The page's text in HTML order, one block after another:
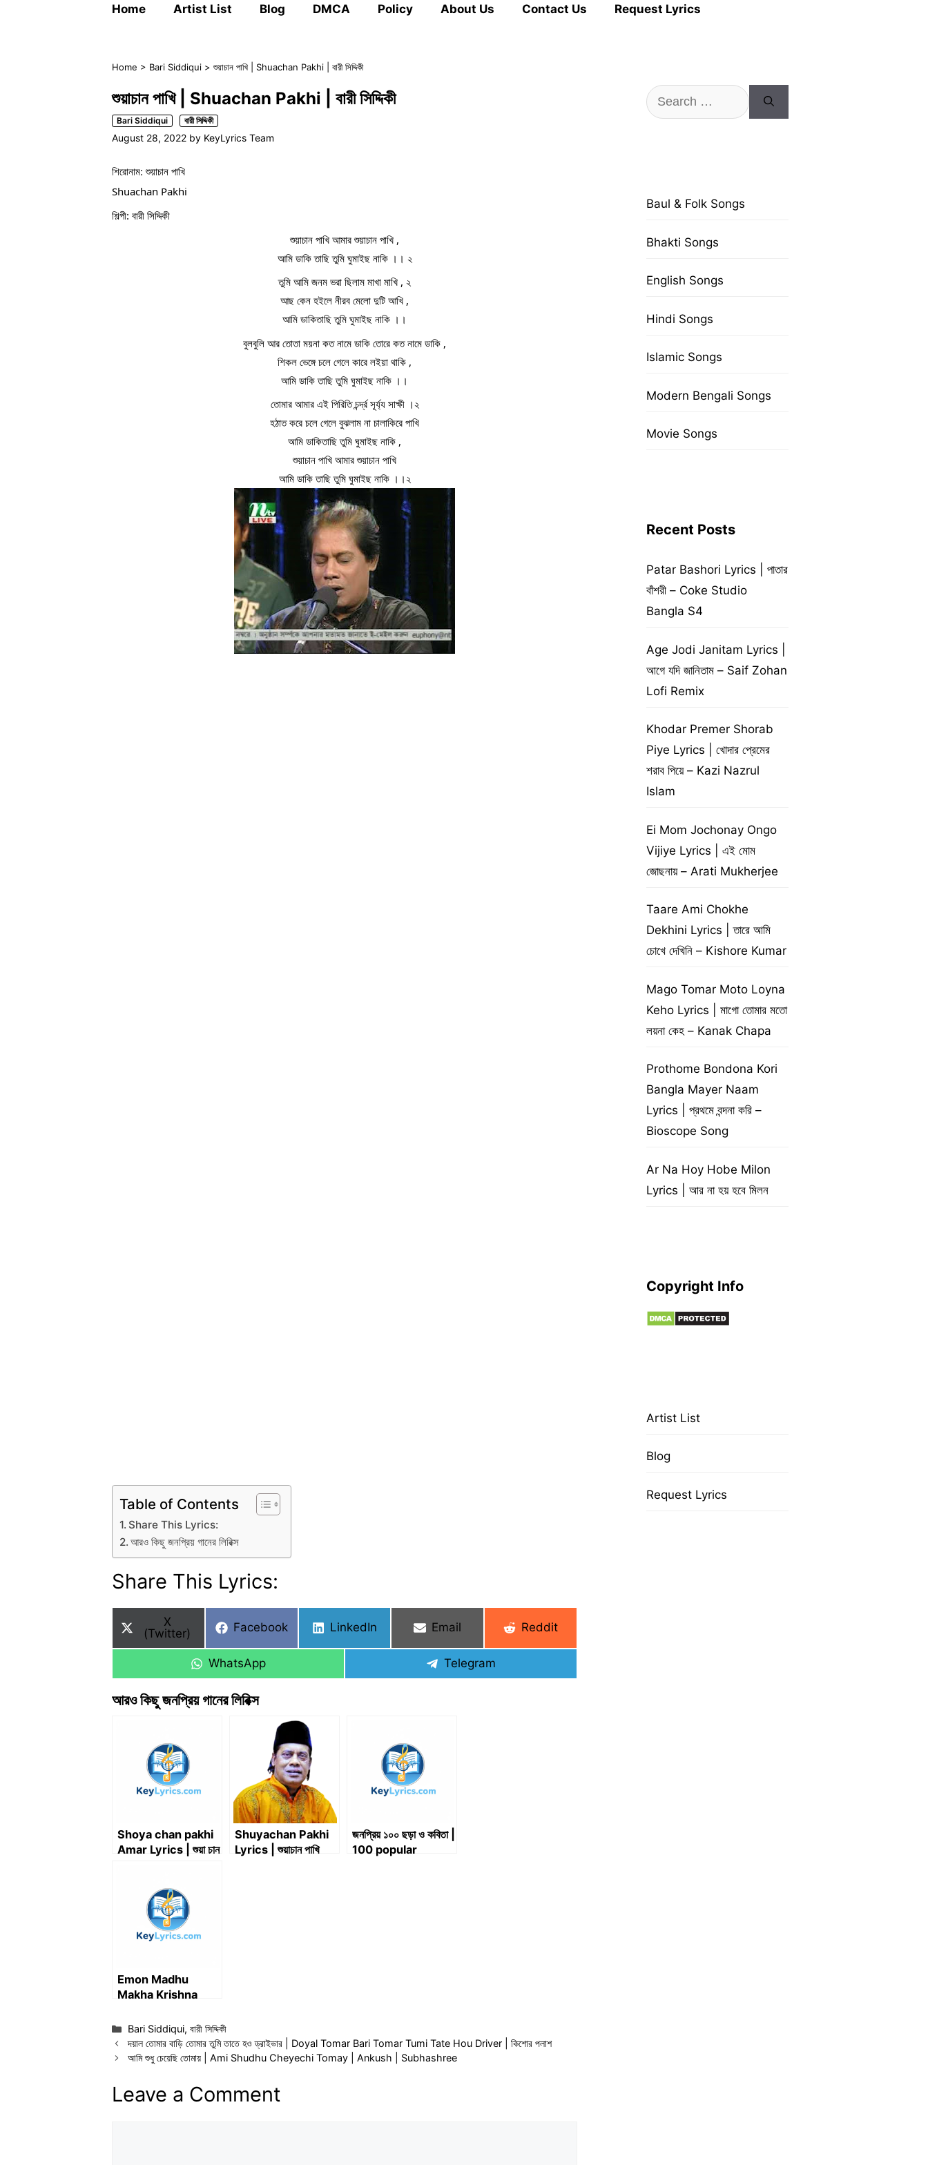
Home Artist List Blog DMCA Policy About Us Contact Us Request Lyrics
Home > Bari Siddiqui > শুয়াচান পাখি | Shuachan Pakhi | বারী সিদ্দিকী
শুয়াচান পাখি | Shuachan Pakhi | বারী সিদ্দিকী
Bari Siddiqui বারী সিদ্দিকী
August 28, 2022 by KeyLyrics Team
শিরোনাম: শুয়াচান পাখি
Shuachan Pakhi
শিল্পী: বারী সিদ্দিকী
শুয়াচান পাখি আমার শুয়াচান পাখি ,
আমি ডাকি তাছি তুমি ঘুমাইছ নাকি ।। ২
তুমি আমি জনম ভরা ছিলাম মাখা মাখি , ২
আছ কেন হইলে নীরব মেলো দুটি আখি ,
আমি ডাকিতাছি তুমি ঘুমাইছ নাকি ।।
বুলবুলি আর তোতা ময়না কত নামে ডাকি তোরে কত নামে ডাকি ,
শিকল ভেঙ্গে চলে গেলে কারে লইয়া থাকি ,
আমি ডাকি তাছি তুমি ঘুমাইছ নাকি ।।
তোমার আমার এই পিরিতি চর্ন্দ্র সূর্য্য সাক্ষী ।২
হঠাত করে চলে গেলে বুঝলাম না চালাকিরে পাখি
আমি ডাকিতাছি তুমি ঘুমাইছ নাকি ,
শুয়াচান পাখি আমার শুয়াচান পাখি
আমি ডাকি তাছি তুমি ঘুমাইছ নাকি ।।২
Table of Contents
Share This Lyrics:
আরও কিছু জনপ্রিয় গানের লিরিক্স
Share This Lyrics:
Share
on
X
(Twitter)
Share
Facebook
Share
LinkedIn
Share
Email
Share
Reddit
Share
WhatsApp
Share
Telegram
আরও কিছু জনপ্রিয় গানের লিরিক্স
Shoya chan pakhi
Amar Lyrics | শুয়া চান
Shuyachan Pakhi
Lyrics | শুয়াচান পাখি
জনপ্রিয় ১০০ ছড়া ও কবিতা |
100 popular
Emon Madhu
Makha Krishna
মধুমাখা কৃষ্ণ নামে লিরিক্স
Categories
Bari Siddiqui,বারী সিদ্দিকী
দয়াল তোমার বাড়ি তোমার তুমি তাতে হও ড্রাইভার | Doyal Tomar Bari Tomar Tumi Tate Hou Driver | কিশোর পলাশ
আমি শুধু চেয়েছি তোমায় | Ami Shudhu Cheyechi Tomay | Ankush | Subhashree
Leave a Comment
Search
for:
Baul & Folk Songs
Bhakti Songs
English Songs
Hindi Songs
Islamic Songs
Modern Bengali Songs
Movie Songs
Recent Posts
Patar Bashori Lyrics | পাতার
বাঁশরী – Coke Studio
Bangla S4
Age Jodi Janitam Lyrics |
আগে যদি জানিতাম – Saif Zohan
Lofi Remix
Khodar Premer Shorab
Piye Lyrics | খোদার প্রেমের
শরাব পিয়ে – Kazi Nazrul
Islam
Ei Mom Jochonay Ongo
Vijiye Lyrics | এই মোম
জোছনায় – Arati Mukherjee
Taare Ami Chokhe
Dekhini Lyrics | তারে আমি
চোখে দেখিনি – Kishore Kumar
Mago Tomar Moto Loyna
Keho Lyrics | মাগো তোমার মতো
লয়না কেহ – Kanak Chapa
Prothome Bondona Kori
Bangla Mayer Naam
Lyrics | প্রথমে বন্দনা করি –
Bioscope Song
Ar Na Hoy Hobe Milon
Lyrics | আর না হয় হবে মিলন
Copyright Info
Artist List
Blog
Request Lyrics